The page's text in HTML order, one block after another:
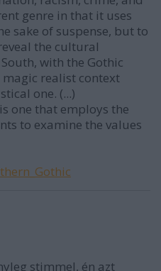
genre in that it uses
sake of suspense, but to
the cultural
with the Gothic
realist context
one. (...)
one that employs the
to examine the values
stimmel, én azt